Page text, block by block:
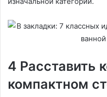
4 Расставить
компактном